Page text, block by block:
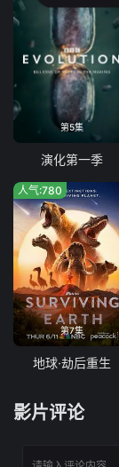
第5集
演化第一季
第7集
人气:780
地球·劫后重生
影片评论